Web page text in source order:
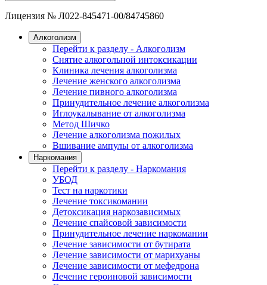
Лицензия № Л022-845471-00/84745860
Алкоголизм
Перейти к разделу - Алкоголизм
Снятие алкогольной интоксикации
Клиника лечения алкоголизма
Лечение женского алкоголизма
Лечение пивного алкоголизма
Принудительное лечение алкоголизма
Иглоукалывание от алкоголизма
Метод Шичко
Лечение алкоголизма пожилых
Вшивание ампулы от алкоголизма
Наркомания
Перейти к разделу - Наркомания
УБОД
Тест на наркотики
Лечение токсикомании
Детоксикация наркозависимых
Лечение спайсовой зависимости
Принудительное лечение наркомании
Лечение зависимости от бутирата
Лечение зависимости от марихуаны
Лечение зависимости от мефедрона
Лечение героиновой зависимости